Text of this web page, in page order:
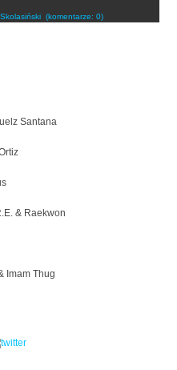
(komentarze: 0)
Santana
& Raekwon
Imam Thug